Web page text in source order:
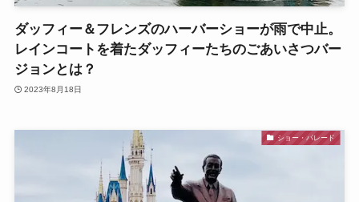
ダッフィー＆フレンズのハーバーショーが雨で中止。
レインコートを着たダッフィーたちのごあいさつバー
ジョンとは？
2023年8月18日
ショー・パレード